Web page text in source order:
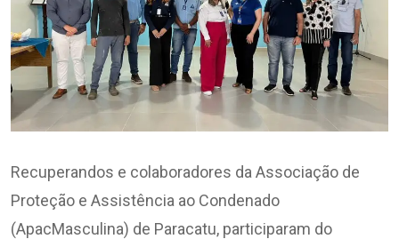
Recuperandos e colaboradores da Associação de
Proteção e Assistência ao Condenado
(ApacMasculina) de Paracatu, participaram do